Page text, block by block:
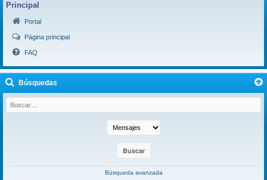
Principal
Portal
Página principal
FAQ
Búsquedas
Búsqueda avanzada